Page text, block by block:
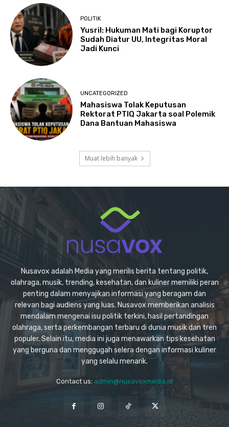
POLITIK
Yusril: Hukuman Mati bagi Koruptor
Sudah Diatur UU, Integritas Moral
Jadi Kunci
UNCATEGORIZED
Mahasiswa Tolak Keputusan
Rektorat PTIQ Jakarta soal Polemik
Dana Bantuan Mahasiswa
Muat lebih banyak
Nusavox adalah Media yang merilis berita tentang politik,
olahraga, musik, trending, kesehatan, dan kuliner memiliki peran
penting dalam menyajikan informasi yang beragam dan
relevan bagi audiens yang luas. Nusavox memberikan analisis
mendalam mengenai isu politik terkini, hasil pertandingan
olahraga, serta perkembangan terbaru di dunia musik dan tren
populer. Selain itu, media ini juga menawarkan tips kesehatan
yang berguna dan menggugah selera dengan informasi kuliner
yang selalu menarik.
Contact us: admin@nusavoxmedia.id